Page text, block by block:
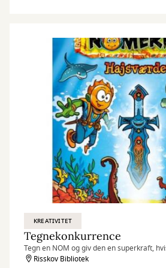
KREATIVITET
Tegnekonkurrence
Tegn en NOM og giv den en superkraft,
Risskov Bibliotek